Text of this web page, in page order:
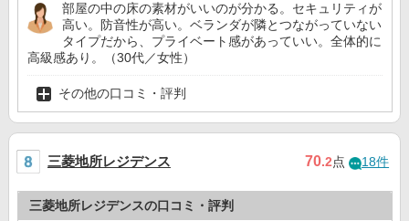
部屋の中の床の素材がいいのが分かる。セキュリティが
高い。防音性が高い。ベランダが隣とつながっていない
タイプだから、プライベート感があっていい。全体的に
高級感あり。（30代／女性）
その他の口コミ・評判
三菱地所レジデンス 70.2点 18件
三菱地所レジデンスの口コミ・評判